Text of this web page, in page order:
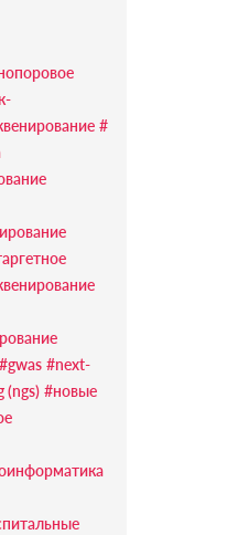
#
#gwas #next-
(ngs) #новые